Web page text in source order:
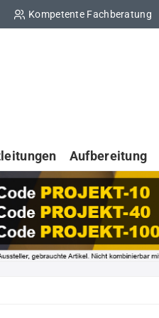
Kompetente Fachberatung
Aufbereitung